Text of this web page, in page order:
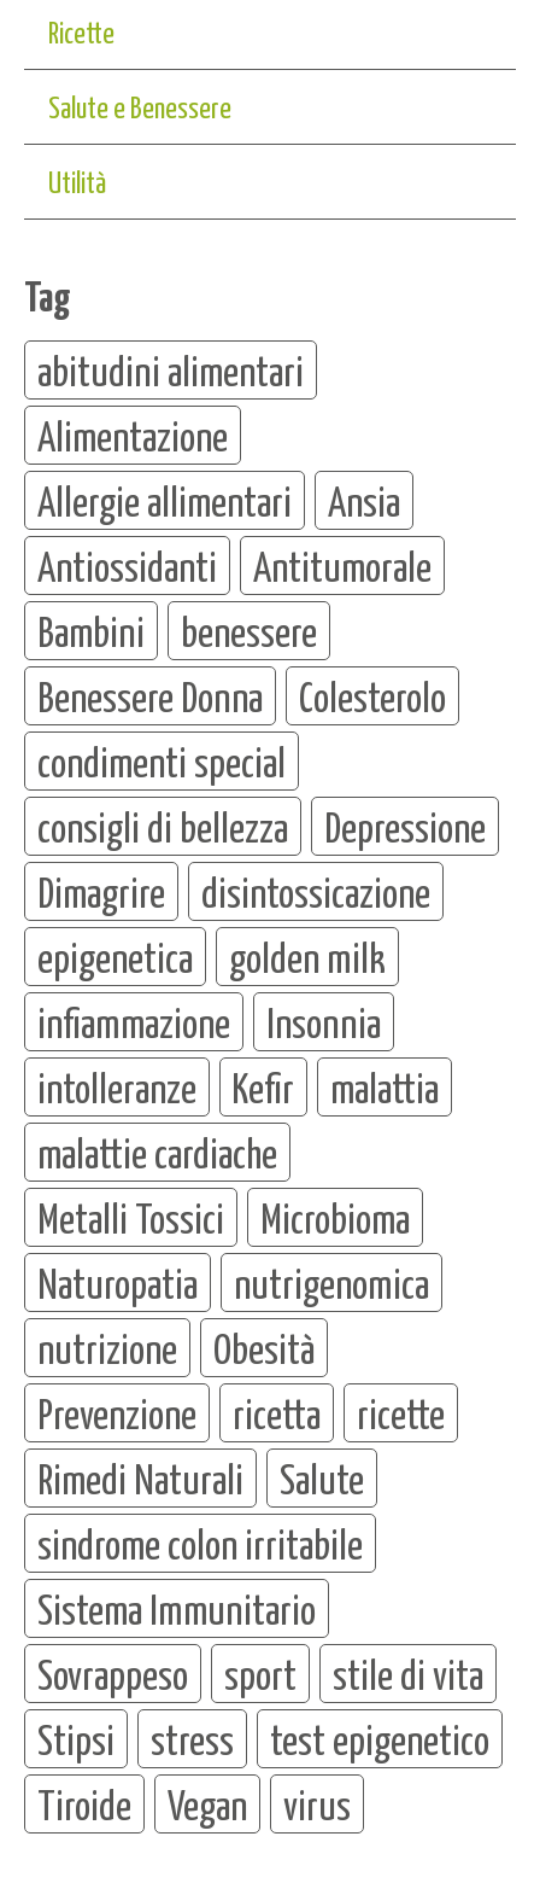
Ricette
Salute e Benessere
Utilità
Tag
abitudini alimentari
Alimentazione
Allergie allimentari
Ansia
Antiossidanti
Antitumorale
Bambini
benessere
Benessere Donna
Colesterolo
condimenti special
consigli di bellezza
Depressione
Dimagrire
disintossicazione
epigenetica
golden milk
infiammazione
Insonnia
intolleranze
Kefir
malattia
malattie cardiache
Metalli Tossici
Microbioma
Naturopatia
nutrigenomica
nutrizione
Obesità
Prevenzione
ricetta
ricette
Rimedi Naturali
Salute
sindrome colon irritabile
Sistema Immunitario
Sovrappeso
sport
stile di vita
Stipsi
stress
test epigenetico
Tiroide
Vegan virus